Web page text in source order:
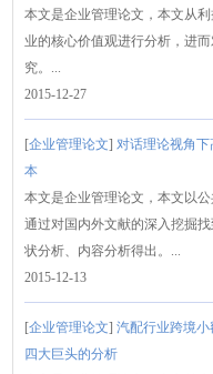
本文是企业管理论文，本文从
业的核心价值观进行分析，进
究。...
2015-12-27
[企业管理论文] 对话理论视角
本
本文是企业管理论文，本文以
通过对国内外文献的深入挖掘
状分析、内容分析得出。...
2015-12-13
[企业管理论文]汽配行业跨境
四大巨头的分析